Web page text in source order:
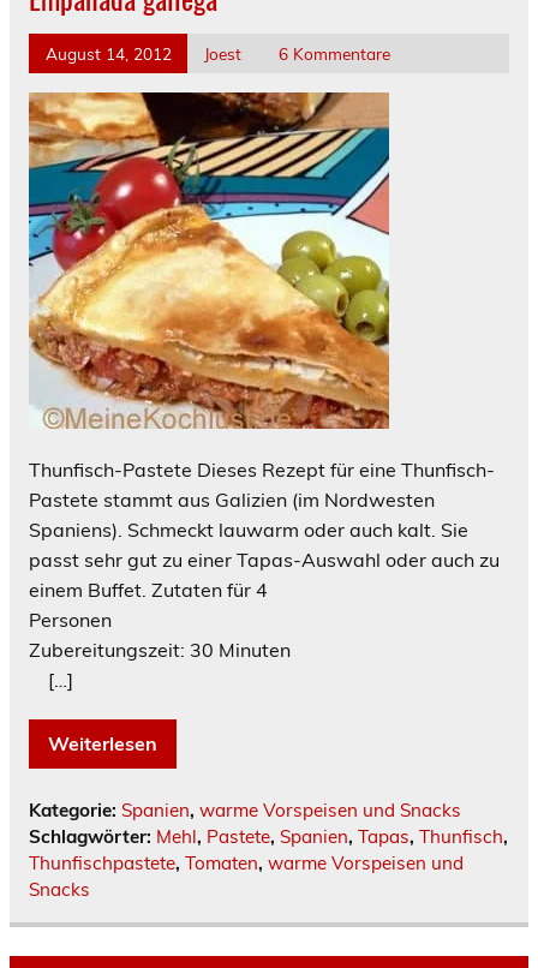
August 14, 2012 Joest 6 Kommentare
Thunfisch-Pastete Dieses Rezept für eine Thunfisch-
Pastete stammt aus Galizien (im Nordwesten
Spaniens). Schmeckt lauwarm oder auch kalt. Sie
passt sehr gut zu einer Tapas-Auswahl oder auch zu
einem Buffet. Zutaten für 4
Personen
Zubereitungszeit: 30 Minuten
[…]
Weiterlesen
Kategorie: Spanien, warme Vorspeisen und Snacks
Schlagwörter: Mehl, Pastete, Spanien, Tapas, Thunfisch,
Thunfischpastete, Tomaten, warme Vorspeisen und
Snacks